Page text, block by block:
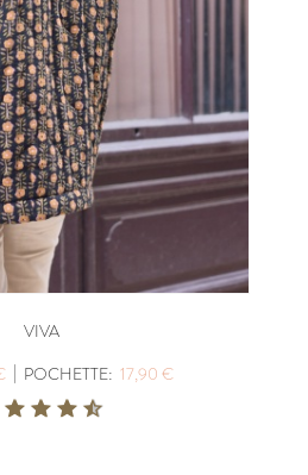
VIVA
| POCHETTE: 17,90 €